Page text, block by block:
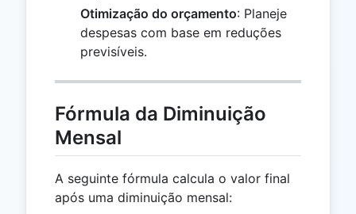
Otimização do orçamento: Planeje
despesas com base em reduções
previsíveis.
Fórmula da Diminuição
Mensal
A seguinte fórmula calcula o valor final
após uma diminuição mensal: